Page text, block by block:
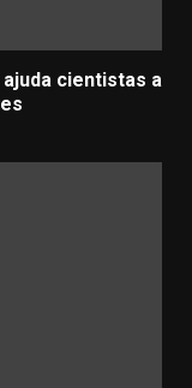
cientistas a